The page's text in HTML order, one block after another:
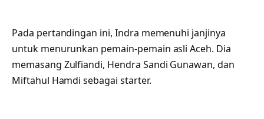
Pada pertandingan ini, Indra memenuhi janjinya
untuk menurunkan pemain-pemain asli Aceh. Dia
memasang Zulfiandi, Hendra Sandi Gunawan, dan
Miftahul Hamdi sebagai starter.